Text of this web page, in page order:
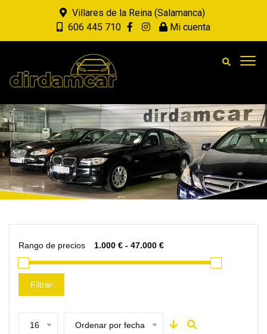
Villares de la Reina (Salamanca)
606 445 710
Mi cuenta
Rango de precios
Filtrar
16 Ordenar por fecha